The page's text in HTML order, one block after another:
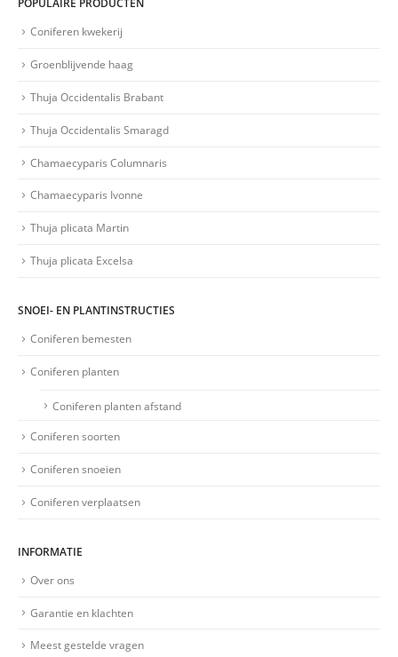
POPULAIRE PRODUCTEN
Coniferen kwekerij
Groenblijvende haag
Thuja Occidentalis Brabant
Thuja Occidentalis Smaragd
Chamaecyparis Columnaris
Chamaecyparis Ivonne
Thuja plicata Martin
Thuja plicata Excelsa
SNOEI- EN PLANTINSTRUCTIES
Coniferen bemesten
Coniferen planten
Coniferen planten afstand
Coniferen soorten
Coniferen snoeien
Coniferen verplaatsen
INFORMATIE
Over ons
Garantie en klachten
Meest gestelde vragen